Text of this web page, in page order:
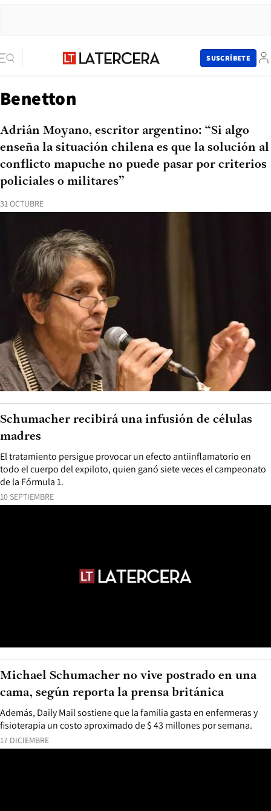
SUSCRÍBETE
Benetton
31 OCTUBRE
Adrián Moyano, escritor argentino: “Si algo
enseña la situación chilena es que la solución al
conflicto mapuche no puede pasar por criterios
policiales o militares”
10 SEPTIEMBRE
El tratamiento persigue provocar un efecto antiinflamatorio en
todo el cuerpo del expiloto, quien ganó siete veces el campeonato
de la Fórmula 1.
Schumacher recibirá una infusión de células
madres
17 DICIEMBRE
Además, Daily Mail sostiene que la familia gasta en enfermeras y
fisioterapia un costo aproximado de $ 43 millones por semana.
Michael Schumacher no vive postrado en una
cama, según reporta la prensa británica